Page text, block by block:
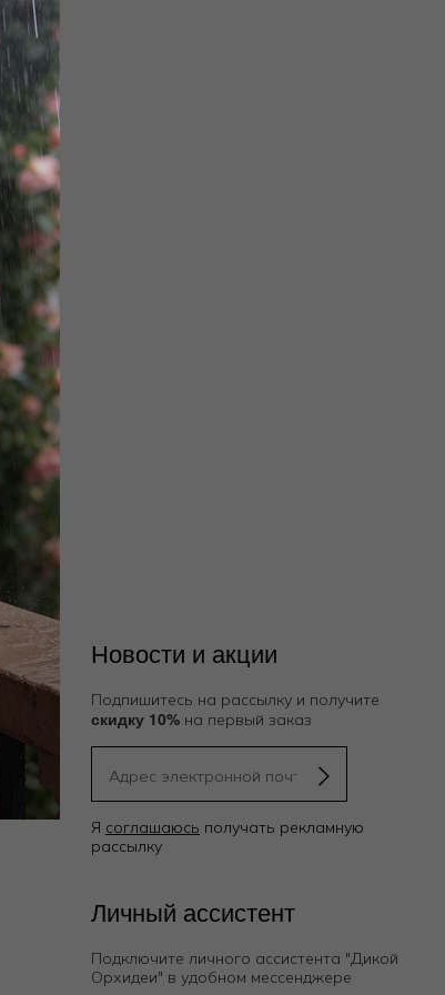
Новости и акции
Подпишитесь на рассылку и получите
скидку 10%на первый заказ
Я соглашаюсь получать рекламную
рассылку
Личный ассистент
Подключите личного ассистента "Дикой
Орхидеи" в удобном мессенджере